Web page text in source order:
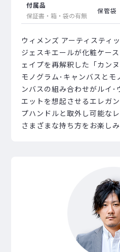
付属品
保証書・箱・袋の有無
保管袋
ウィメンズ アーティスティ
ジェスキエールが化粧ケー
ェイプを再解釈した「カン
モノグラム･キャンバスとモ
ンバスの組み合わせがルイ
エットを想起させるエレガ
プハンドルと取外し可能な
さまざまな持ち方をお楽し